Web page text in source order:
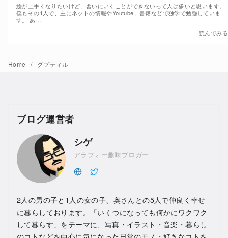
絵が上手くなりたいけど、習いにいくことができないって人は多いと思います。
僕もその1人で、主にネットの情報やYoutube、書籍などで独学で勉強していま
す。 あ…
読んでみる
Home グプティル
ブログ運営者
シゲ
アラフォー趣味ブロガー
2人の男の子と1人の女の子、奥さんとの5人で仲良く幸せ
に暮らしております。「いくつになっても何かにワクワク
して暮らす」をテーマに、写真・イラスト・音楽・暮らし